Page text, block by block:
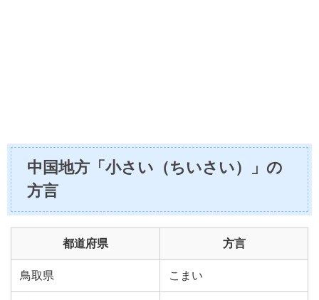
中国地方「小さい（ちいさい）」の
方言
都道府県 方言
鳥取県 こまい